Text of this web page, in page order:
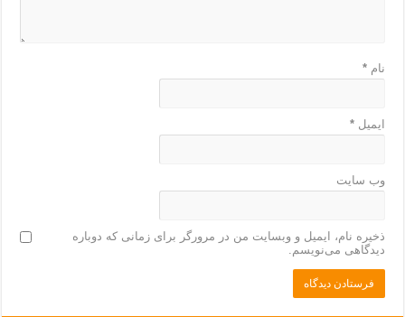
نام*
ایمیل*
وب‌ سایت
ذخیره نام، ایمیل و وبسایت من در مرورگر برای زمانی که دوباره
دیدگاهی می‌نویسم.